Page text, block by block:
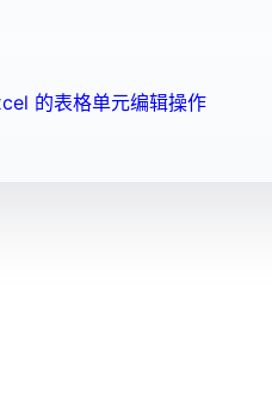
的表格单元编辑操作